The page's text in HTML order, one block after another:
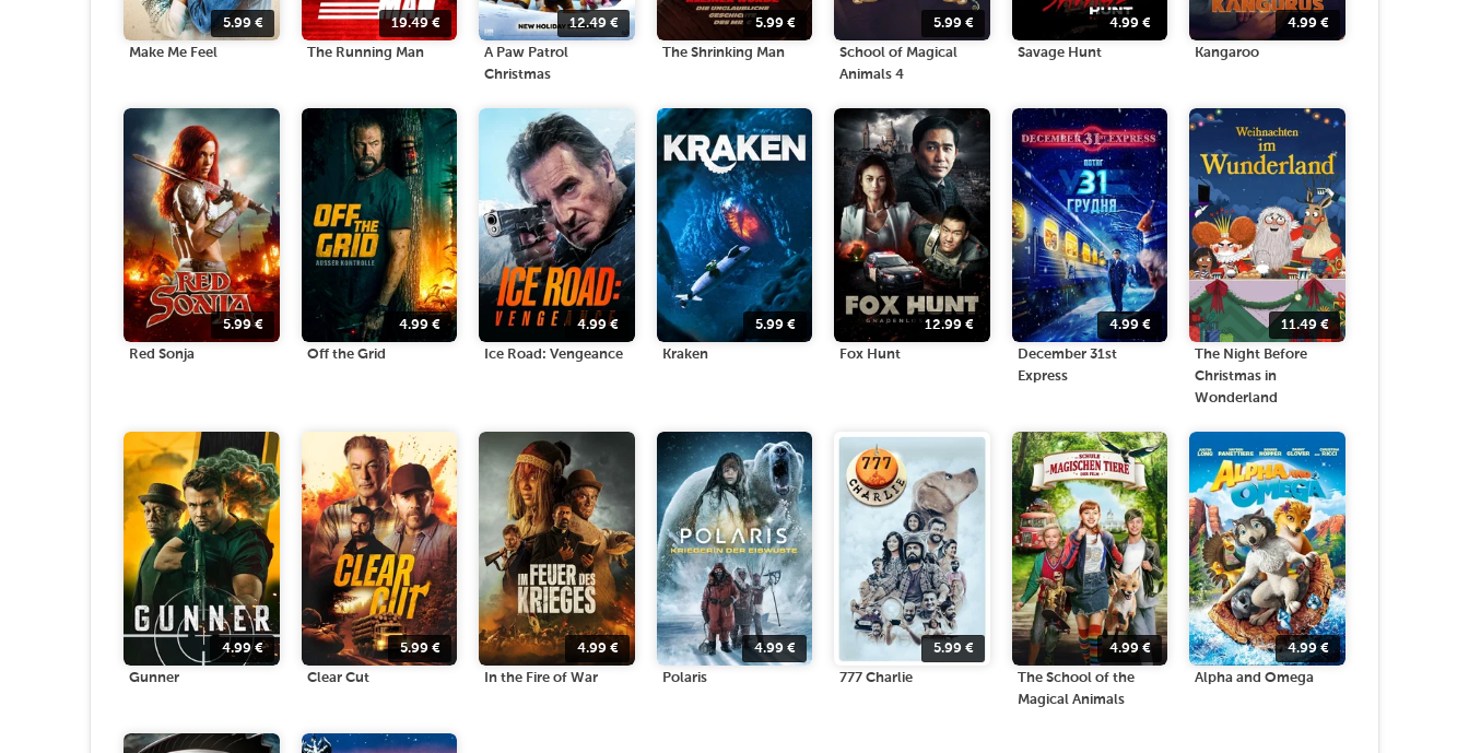
5.99€
Make Me Feel
19.49 €
The Running Man
12.49€
A Paw Patrol
Christmas
5.99 €
The Shrinking Man
5.99€
School of Magical
Animals 4
4.99 €
Savage Hunt
4.99€
Kangaroo
5.99€
Red Sonja
4.99 €
Off the Grid
4.99€
Ice Road: Vengeance
5.99 €
Kraken
12.99€
Fox Hunt
4.99 €
December 31st
Express
11.49€
The Night Before
Christmas in
Wonderland
4.99€
Gunner
5.99 €
Clear Cut
4.99€
In the Fire of War
4.99 €
Polaris
5.99€
777 Charlie
4.99 €
The School of the
Magical Animals
4.99€
Alpha and Omega